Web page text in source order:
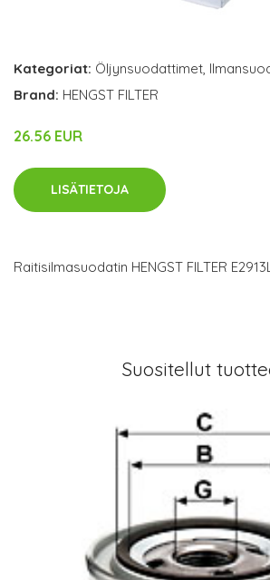
Kategoriat: Öljynsuodattimet,
Brand: HENGST FILTER
26.56 EUR
LISÄTIETOJA
Raitisilmasuodatin HENGST FILTER
Suositellut